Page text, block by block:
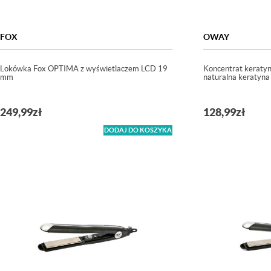
FOX
Lokówka Fox OPTIMA z wyświetlaczem LCD 19
mm
249,99zł
DODAJ DO KOSZYKA
OWAY
Koncentrat
naturalna
128,99zł